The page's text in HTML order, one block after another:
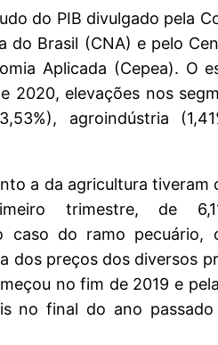
do PIB divulgado pela
do Brasil (CNA) e pelo
Aplicada (Cepea). O
2020, elevações nos
agroindústria
a da agricultura tiveram
trimestre, de
caso do ramo pecuário,
dos preços dos diversos
no fim de 2019 e
no final do ano